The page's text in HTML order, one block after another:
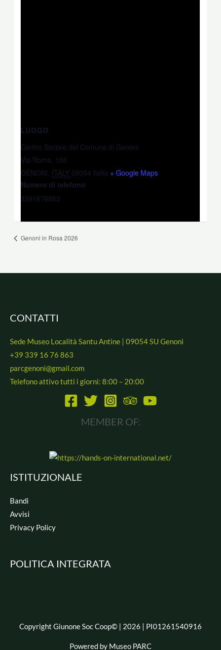
LUOGO
Centro Sociale del Comune di Genoni
Via Roma, 106
GENONI ITALY 09054 Italia + Google Maps
Numero di telefono
3391676863
Genoni in Rosa 2026
CONTATTI
Sede Museo Località Santu Antine | 09054 SU Genoni
+39 339 16 76 863
parcgenoni@gmail.com
Telefono attivo tutti i giorni: 8:00 – 20:00
MEMBER OF:
ISTITUZIONALE
Bandi
Avvisi
Privacy Policy
POLITICA INTEGRATA
Copyright Giunone Soc Coop© | 2026 | PI01261540916
Powered by Museo PARC